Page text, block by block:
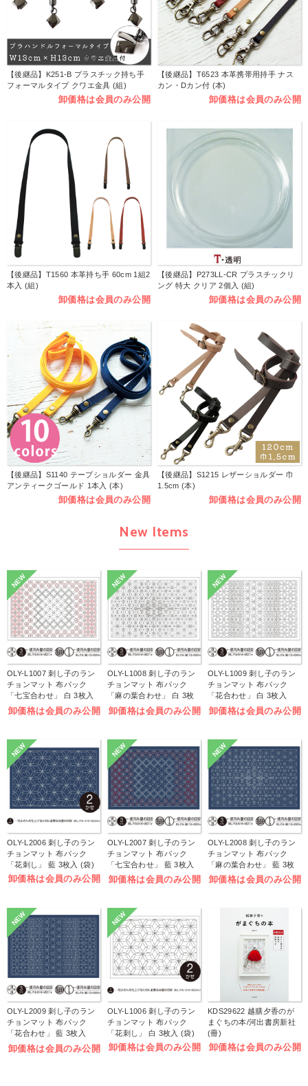
【後継品】K251-B プラスチック持ち手
フォーマルタイプ クワエ金具 (組)
卸価格は会員のみ公開
【後継品】T6523 本革携帯用持手 ナス
カン・Dカン付 (本)
卸価格は会員のみ公開
【後継品】T1560 本革持ち手 60cm 1組2
本入 (組)
卸価格は会員のみ公開
【後継品】P273LL-CR プラスチックリ
ング 特大 クリア 2個入 (組)
卸価格は会員のみ公開
【後継品】S1140 テープショルダー 金具
アンティークゴールド 1本入 (本)
卸価格は会員のみ公開
【後継品】S1215 レザーショルダー 巾
1.5cm (本)
卸価格は会員のみ公開
New Items
NEW
OLY-L1007 刺し子のラン
チョンマット 布パック
「七宝合わせ」 白 3枚入
(袋)
卸価格は会員のみ公開
NEW
OLY-L1008 刺し子のラン
チョンマット 布パック
「麻の葉合わせ」 白 3枚
入 (袋)
卸価格は会員のみ公開
NEW
OLY-L1009 刺し子のラン
チョンマット 布パック
「花合わせ」 白 3枚入
(袋)
卸価格は会員のみ公開
NEW
OLY-L2006 刺し子のラン
チョンマット 布パック
「花刺し」 藍 3枚入 (袋)
卸価格は会員のみ公開
NEW
OLY-L2007 刺し子のラン
チョンマット 布パック
「七宝合わせ」 藍 3枚入
(袋)
卸価格は会員のみ公開
NEW
OLY-L2008 刺し子のラン
チョンマット 布パック
「麻の葉合わせ」 藍 3枚
入 (袋)
卸価格は会員のみ公開
NEW
OLY-L2009 刺し子のラン
チョンマット 布パック
「花合わせ」 藍 3枚入
(袋)
卸価格は会員のみ公開
NEW
OLY-L1006 刺し子のラン
チョンマット 布パック
「花刺し」 白 3枚入 (袋)
卸価格は会員のみ公開
KDS29622 越膳夕香のが
まぐちの本/河出書房新社
(冊)
卸価格は会員のみ公開